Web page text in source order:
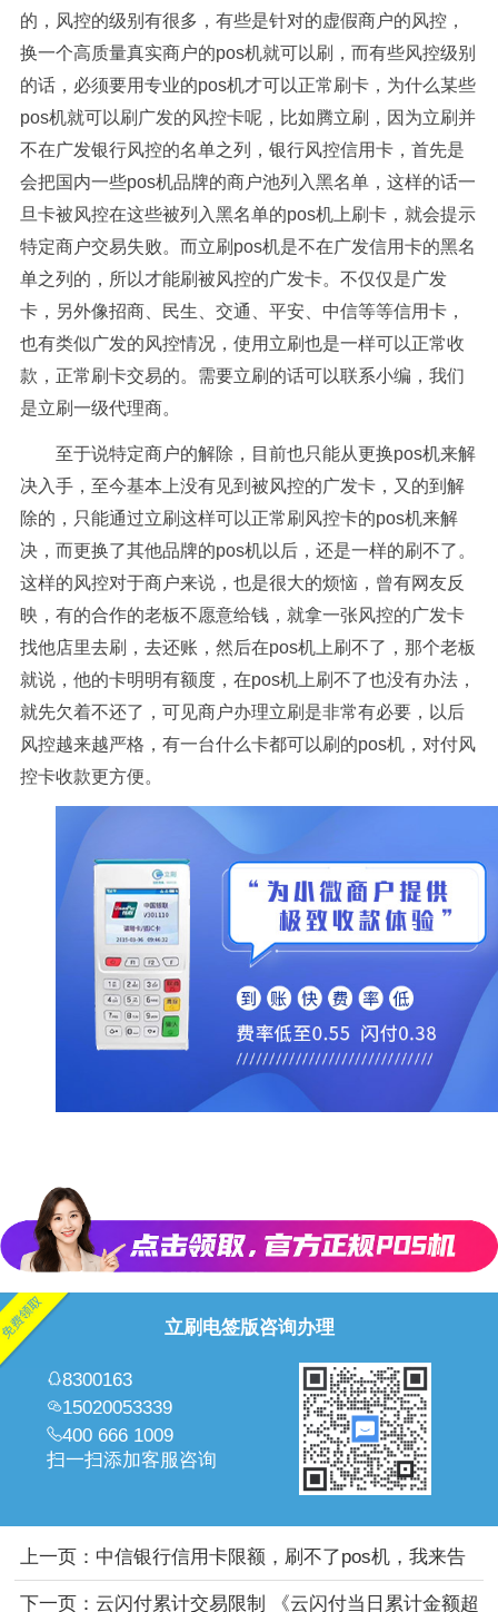
的，风控的级别有很多，有些是针对的虚假商户的风控，
换一个高质量真实商户的pos机就可以刷，而有些风控级别
的话，必须要用专业的pos机才可以正常刷卡，为什么某些
pos机就可以刷广发的风控卡呢，比如腾立刷，因为立刷并
不在广发银行风控的名单之列，银行风控信用卡，首先是
会把国内一些pos机品牌的商户池列入黑名单，这样的话一
旦卡被风控在这些被列入黑名单的pos机上刷卡，就会提示
特定商户交易失败。而立刷pos机是不在广发信用卡的黑名
单之列的，所以才能刷被风控的广发卡。不仅仅是广发
卡，另外像招商、民生、交通、平安、中信等等信用卡，
也有类似广发的风控情况，使用立刷也是一样可以正常收
款，正常刷卡交易的。需要立刷的话可以联系小编，我们
是立刷一级代理商。
至于说特定商户的解除，目前也只能从更换pos机来解
决入手，至今基本上没有见到被风控的广发卡，又的到解
除的，只能通过立刷这样可以正常刷风控卡的pos机来解
决，而更换了其他品牌的pos机以后，还是一样的刷不了。
这样的风控对于商户来说，也是很大的烦恼，曾有网友反
映，有的合作的老板不愿意给钱，就拿一张风控的广发卡
找他店里去刷，去还账，然后在pos机上刷不了，那个老板
就说，他的卡明明有额度，在pos机上刷不了也没有办法，
就先欠着不还了，可见商户办理立刷是非常有必要，以后
风控越来越严格，有一台什么卡都可以刷的pos机，对付风
控卡收款更方便。
立刷电签版咨询办理
8300163
15020053339
400 666 1009
扫一扫添加客服咨询
上一页： 中信银行信用卡限额，刷不了pos机，我来告
诉你怎么回事
下一页： 云闪付累计交易限制 《云闪付当日累计金额超